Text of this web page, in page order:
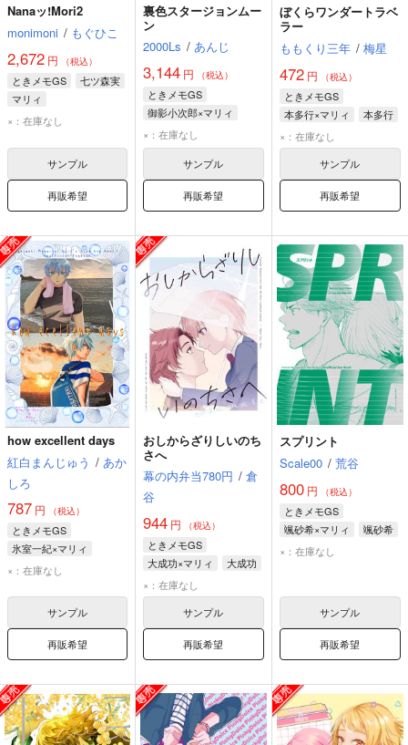
Nanaッ!Mori2
monimoni / もぐひこ
2,672 円 （税込）
ときメモGS
七ツ森実
マリィ
×：在庫なし
サンプル
再販希望
裏色スタージョンムー
ン
2000Ls / あんじ
3,144 円 （税込）
ときメモGS
御影小次郎×マリィ
御影小次郎
×：在庫なし
サンプル
再販希望
ぼくらワンダートラベ
ラー
ももくり三年 / 梅星
472円 （税込）
ときメモGS
本多行×マリィ
本多行
マリィ
×：在庫なし
サンプル
再販希望
how excellent days
紅白まんじゅう / あか
しろ
787 円 （税込）
ときメモGS
氷室一紀×マリィ
氷室一紀
×：在庫なし
サンプル
再販希望
おしからざりしいのち
さへ
幕の内弁当780円 / 倉
谷
944 円 （税込）
ときメモGS
大成功×マリィ
大成功
マリィ
×：在庫なし
サンプル
再販希望
スプリント
Scale00 / 荒谷
800円 （税込）
ときメモGS
颯砂希×マリィ
颯砂希
マリィ
×：在庫なし
サンプル
再販希望